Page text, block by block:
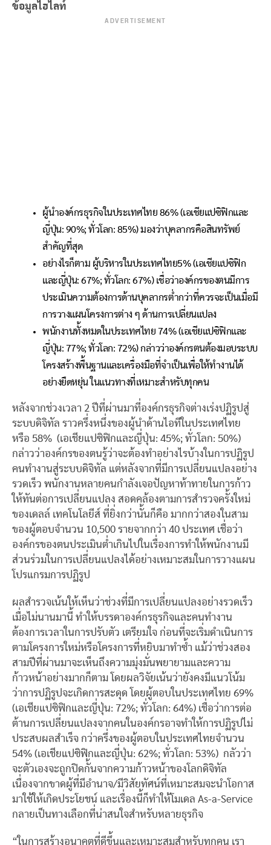
ข้อมูลไฮไลท์
ADVERTISEMENT
ผู้นำองค์กรธุรกิจในประเทศไทย 86% (เอเชียแปซิฟิกและ
ญี่ปุ่น: 90%; ทั่วโลก: 85%) มองว่าบุคลากรคือสินทรัพย์
สำคัญที่สุด
อย่างไรก็ตาม ผู้บริหารในประเทศไทย5% (เอเชียแปซิฟิก
และญี่ปุ่น: 67%; ทั่วโลก: 67%) เชื่อว่าองค์กรของตนมีการ
ประเมินความต้องการด้านบุคลากรต่ำกว่าที่ควรจะเป็นเมื่อมี
การวางแผนโครงการต่าง ๆ ด้านการเปลี่ยนแปลง
พนักงานทั้งหมดในประเทศไทย 74% (เอเชียแปซิฟิกและ
ญี่ปุ่น: 77%; ทั่วโลก: 72%) กล่าวว่าองค์กรตนต้องมอบระบบ
โครงสร้างพื้นฐานและเครื่องมือที่จำเป็นเพื่อให้ทำงานได้
อย่างยืดหยุ่น ในแนวทางที่เหมาะสำหรับทุกคน
หลังจากช่วงเวลา 2 ปีที่ผ่านมาที่องค์กรธุรกิจต่างเร่งปฏิรูปสู่
ระบบดิจิทัล ราวครึ่งหนึ่งของผู้นำด้านไอทีในประเทศไทย
หรือ 58% (เอเชียแปซิฟิกและญี่ปุ่น: 45%; ทั่วโลก: 50%)
กล่าวว่าองค์กรของตนรู้ว่าจะต้องทำอย่างไรบ้างในการปฏิรูป
คนทำงานสู่ระบบดิจิทัล แต่หลังจากที่มีการเปลี่ยนแปลงอย่าง
รวดเร็ว พนักงานหลายคนกำลังเจอปัญหาท้าทายในการก้าว
ให้ทันต่อการเปลี่ยนแปลง สอดคล้องตามการสำรวจครั้งใหม่
ของเดลล์ เทคโนโลยีส์ ที่ยิ่งกว่านั้นก็คือ มากกว่าสองในสาม
ของผู้ตอบจำนวน 10,500 รายจากกว่า 40 ประเทศ เชื่อว่า
องค์กรของตนประเมินต่ำเกินไปในเรื่องการทำให้พนักงานมี
ส่วนร่วมในการเปลี่ยนแปลงได้อย่างเหมาะสมในการวางแผน
โปรแกรมการปฏิรูป
ผลสำรวจเน้นให้เห็นว่าช่วงที่มีการเปลี่ยนแปลงอย่างรวดเร็ว
เมื่อไม่นานมานี้ ทำให้บรรดาองค์กรธุรกิจและคนทำงาน
ต้องการเวลาในการปรับตัว เตรียมใจ ก่อนที่จะเริ่มดำเนินการ
ตามโครงการใหม่หรือโครงการที่หยิบมาทำซ้ำ แม้ว่าช่วงสอง
สามปีที่ผ่านมาจะเห็นถึงความมุ่งมั่นพยายามและความ
ก้าวหน้าอย่างมากก็ตาม โดยผลวิจัยเน้นว่ายังคงมีแนวโน้ม
ว่าการปฏิรูปจะเกิดการสะดุด โดยผู้ตอบในประเทศไทย 69%
(เอเชียแปซิฟิกและญี่ปุ่น: 72%; ทั่วโลก: 64%) เชื่อว่าการต่อ
ต้านการเปลี่ยนแปลงจากคนในองค์กรอาจทำให้การปฏิรูปไม่
ประสบผลสำเร็จ กว่าครึ่งของผู้ตอบในประเทศไทยจำนวน
54% (เอเชียแปซิฟิกและญี่ปุ่น: 62%; ทั่วโลก: 53%) กลัวว่า
จะตัวเองจะถูกปิดกั้นจากความก้าวหน้าของโลกดิจิทัล
เนื่องจากขาดผู้ที่มีอำนาจ/มีวิสัยทัศน์ที่เหมาะสมจะนำโอกาส
มาใช้ให้เกิดประโยชน์ และเรื่องนี้ก็ทำให้โมเดล As-a-Service
กลายเป็นทางเลือกที่น่าสนใจสำหรับหลายธุรกิจ
“ในการสร้างอนาคตที่ดีขึ้นและเหมาะสมสำหรับทุกคน เรา